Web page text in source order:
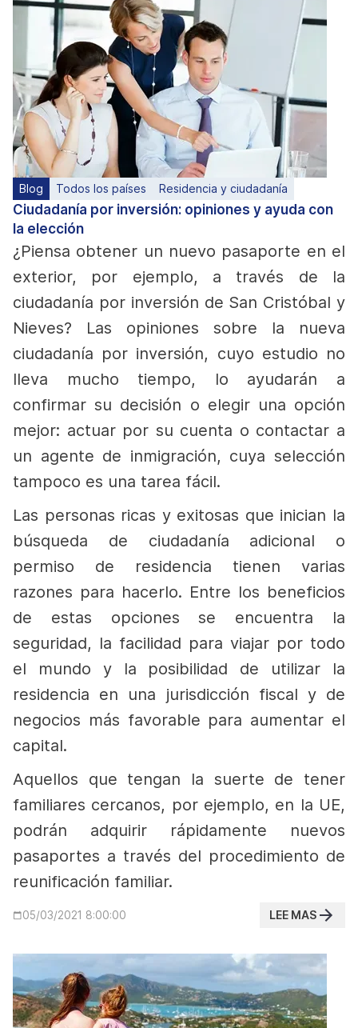
Blog Todos los países Residencia y ciudadanía
Ciudadanía por inversión: opiniones y ayuda con
la elección
¿Piensa obtener un nuevo pasaporte en el
exterior, por ejemplo, a través de la
ciudadanía por inversión de San Cristóbal y
Nieves? Las opiniones sobre la nueva
ciudadanía por inversión, cuyo estudio no
lleva mucho tiempo, lo ayudarán a
confirmar su decisión o elegir una opción
mejor: actuar por su cuenta o contactar a
un agente de inmigración, cuya selección
tampoco es una tarea fácil.
Las personas ricas y exitosas que inician la
búsqueda de ciudadanía adicional o
permiso de residencia tienen varias
razones para hacerlo. Entre los beneficios
de estas opciones se encuentra la
seguridad, la facilidad para viajar por todo
el mundo y la posibilidad de utilizar la
residencia en una jurisdicción fiscal y de
negocios más favorable para aumentar el
capital.
Aquellos que tengan la suerte de tener
familiares cercanos, por ejemplo, en la UE,
podrán adquirir rápidamente nuevos
pasaportes a través del procedimiento de
reunificación familiar.
05/03/2021 8:00:00 LEE MAS